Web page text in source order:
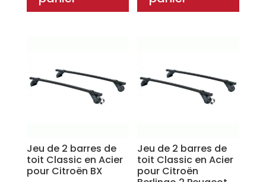
Jeu de 2 barres de
toit Classic en Acier
pour Citroën BX
Jeu de 2 barres de
toit Classic en Acier
pour Citroën